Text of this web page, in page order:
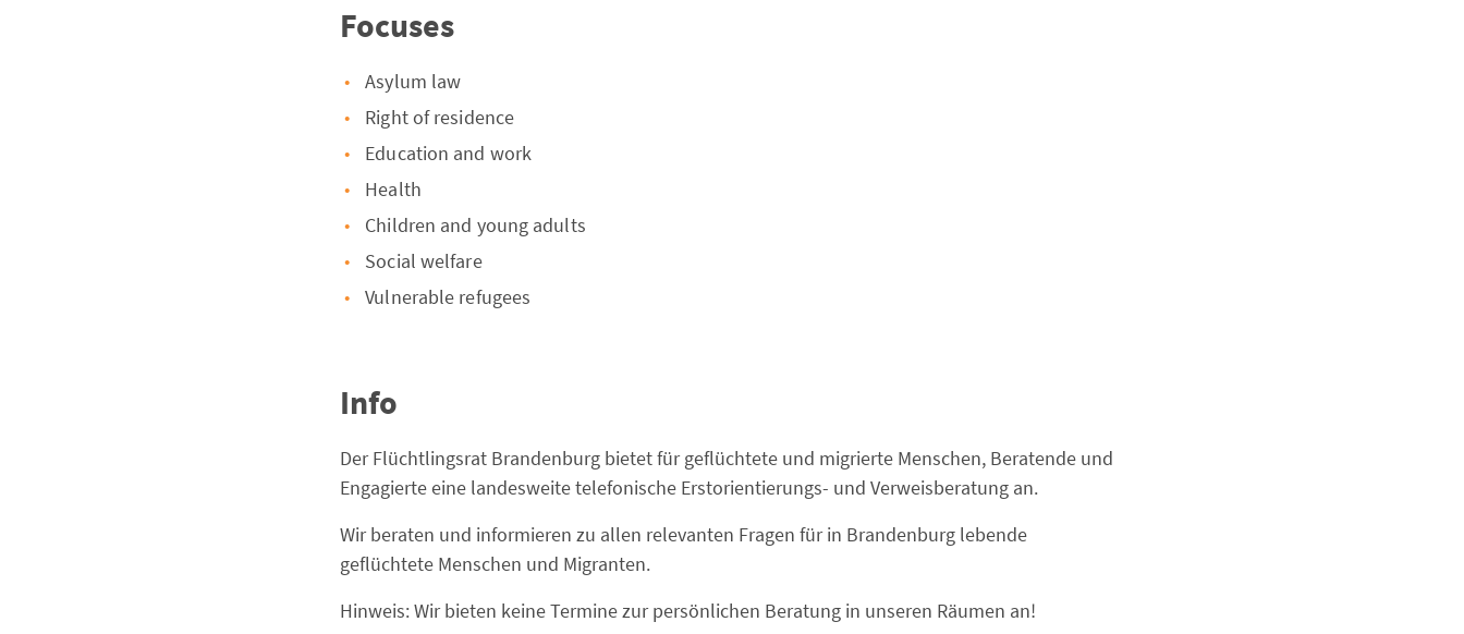
Focuses
Asylum law
Right of residence
Education and work
Health
Children and young adults
Social welfare
Vulnerable refugees
Info
Der Flüchtlingsrat Brandenburg bietet für geflüchtete und migrierte Menschen, Beratende und
Engagierte eine landesweite telefonische Erstorientierungs- und Verweisberatung an.
Wir beraten und informieren zu allen relevanten Fragen für in Brandenburg lebende
geflüchtete Menschen und Migranten.
Hinweis: Wir bieten keine Termine zur persönlichen Beratung in unseren Räumen an!